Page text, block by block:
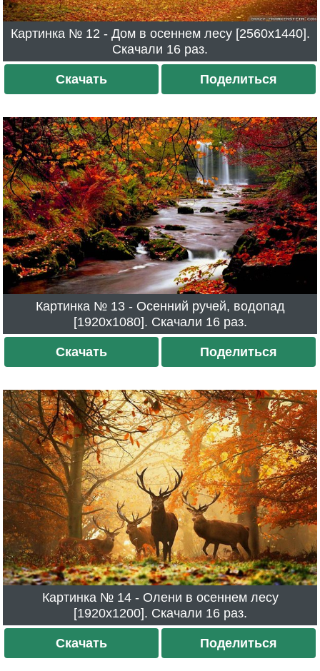
Картинка № 12 - Дом в осеннем лесу [2560x1440].
Скачали 16 раз.
Скачать Поделиться
Картинка № 13 - Осенний ручей, водопад
[1920x1080]. Скачали 16 раз.
Скачать Поделиться
Картинка № 14 - Олени в осеннем лесу
[1920x1200]. Скачали 16 раз.
Скачать Поделиться